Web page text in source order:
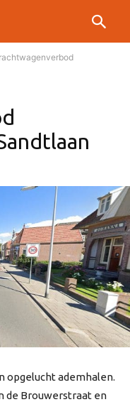
opgelucht ademhalen.
de Brouwerstraat en